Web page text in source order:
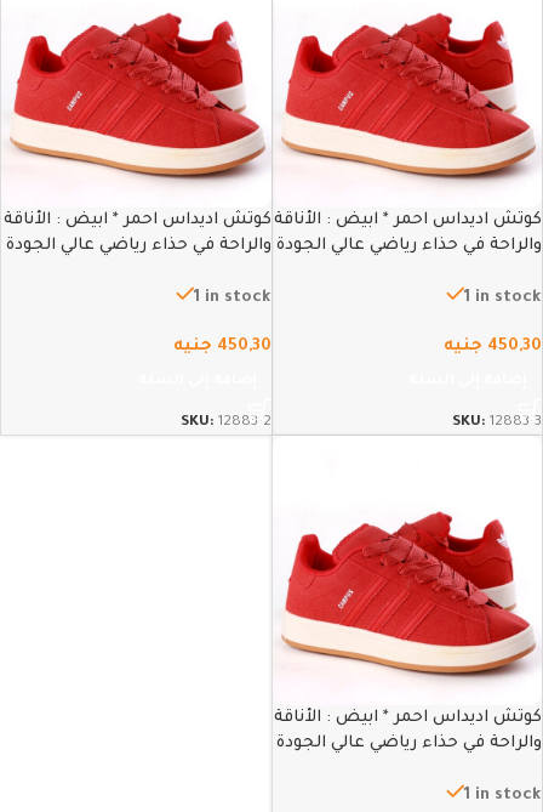
كوتش اديداس احمر * ابيض : الأناقة
والراحة في حذاء رياضي عالي الجودة
1 in stock
450,30 جنيه
SKU: 12883-3
كوتش اديداس احمر * ابيض : الأناقة
والراحة في حذاء رياضي عالي الجودة
1 in stock
450,30 جنيه
SKU: 12883-2
كوتش اديداس احمر * ابيض : الأناقة
والراحة في حذاء رياضي عالي الجودة
1 in stock